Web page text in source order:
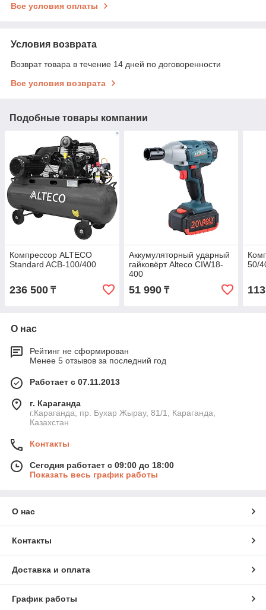
Все условия оплаты
Условия возврата
Возврат товара в течение 14 дней по договоренности
Все условия возврата
Подобные товары компании
Компрессор ALTECO
Standard ACB-100/400
236 500 ₸
Аккумуляторный ударный
гайковёрт Alteco СIW18-
400
51 990₸
50/
О нас
Рейтинг не сформирован
Менее 5 отзывов за последний год
Работает с 07.11.2013
г. Караганда
г.Караганда, пр. Бухар Жырау, 81/1, Караганда,
Казахстан
Контакты
Сегодня работает с 09:00 до 18:00
Показать весь график работы
О нас
Контакты
Доставка и оплата
График работы